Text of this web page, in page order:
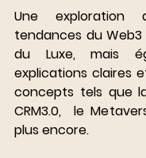
Une exploration
tendances du Web3
du Luxe, mais
explications claires
concepts tels que
CRM3.0,  le
plus encore.